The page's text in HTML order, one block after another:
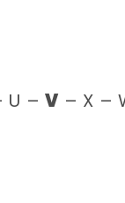
U –V – X –